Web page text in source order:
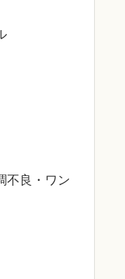
ログ
不良・ワン